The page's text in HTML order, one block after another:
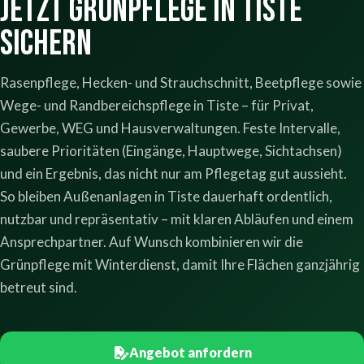
Jetzt Grünpflege in Tiste
sichern
Rasenpflege, Hecken- und Strauchschnitt, Beetpflege sowie
Wege- und Randbereichspflege in Tiste – für Privat,
Gewerbe, WEG und Hausverwaltungen. Feste Intervalle,
saubere Prioritäten (Eingänge, Hauptwege, Sichtachsen)
und ein Ergebnis, das nicht nur am Pflegetag gut aussieht.
So bleiben Außenanlagen in Tiste dauerhaft ordentlich,
nutzbar und repräsentativ – mit klaren Abläufen und einem
Ansprechpartner. Auf Wunsch kombinieren wir die
Grünpflege mit Winterdienst, damit Ihre Flächen ganzjährig
betreut sind.
Angebot anfordern